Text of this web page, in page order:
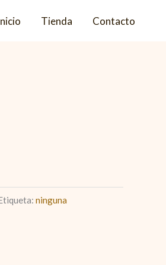
Tienda Contacto
ninguna